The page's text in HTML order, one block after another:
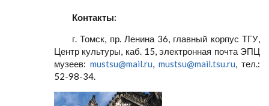
Контакты:
г. Томск, пр. Ленина 36, главный корпус ТГУ,
Центр культуры, каб. 15, электронная почта ЭПЦ
музеев: mustsu@mail.ru, mustsu@mail.tsu.ru, тел.:
52-98-34.